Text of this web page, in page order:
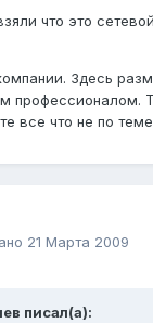
что это
Здесь
профессионалом.
все что не по
21 Марта 2009
писал(а):